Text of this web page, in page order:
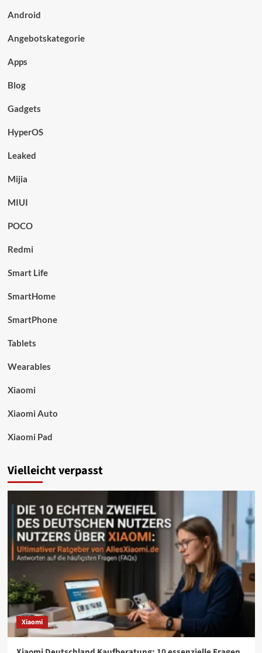
Android
Angebotskategorie
Apps
Blog
Gadgets
HyperOS
Leaked
Mijia
MIUI
POCO
Redmi
Smart Life
SmartHome
SmartPhone
Tablets
Wearables
Xiaomi
Xiaomi Auto
Xiaomi Pad
Vielleicht verpasst
Xiaomi